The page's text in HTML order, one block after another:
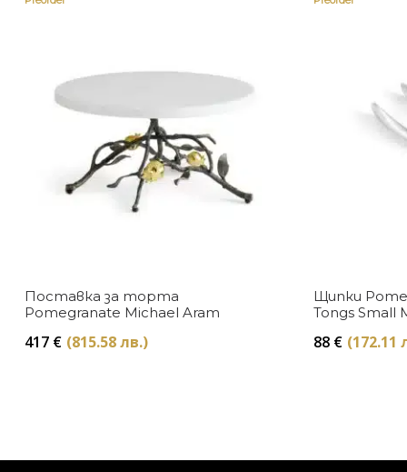
Поставка за торта
Pomegranate Michael Aram
417 € (815.58 лв.)
Щипки
Tongs Small
88 € (172.11